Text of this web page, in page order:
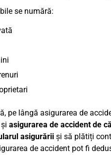
se numără:
pe lângă asigurarea de
asigurarea de accident de
asigurăriiși să plătiți
de accident pot fi